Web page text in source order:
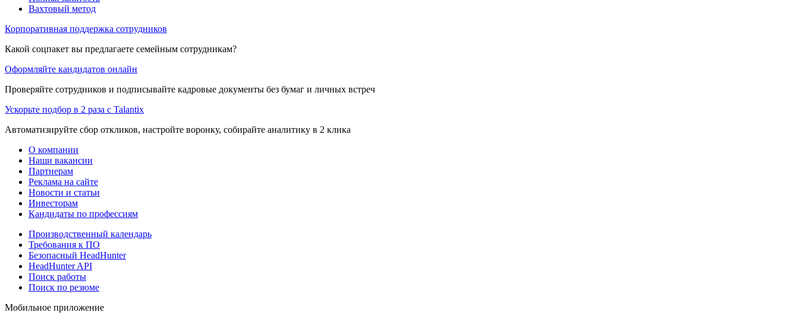
Вахтовый метод
Корпоративная поддержка сотрудников
Какой соцпакет вы предлагаете семейным сотрудникам?
Оформляйте кандидатов онлайн
Проверяйте сотрудников и подписывайте кадровые документы без бумаг и личных встреч
Ускорьте подбор в 2 раза с Talantix
Автоматизируйте сбор откликов, настройте воронку, собирайте аналитику в 2 клика
О компании
Наши вакансии
Партнерам
Реклама на сайте
Новости и статьи
Инвесторам
Кандидаты по профессиям
Производственный календарь
Требования к ПО
Безопасный HeadHunter
HeadHunter API
Поиск работы
Поиск по резюме
Мобильное приложение